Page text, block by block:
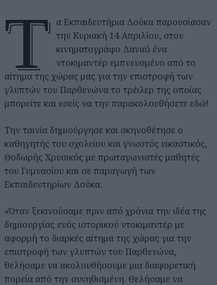
Τ
α Εκπαιδευτήρια Δούκα παρουσίασαν
την Κυριακή 14 Απριλίου, στον
κινηματογράφο Δαναό ένα
ντοκιμαντέρ εμπνευσμένο από το
αίτημα της χώρας μας για την επιστροφή των
γλυπτών του Παρθενώνα το τρέιλερ της οποίας
μπορείτε και εσείς να την παρακολουθήσετε εδώ!
Την ταινία δημιούργησε και σκηνοθέτησε ο
καθηγητής του σχολείου και γνωστός εικαστικός,
Θοδωρής Χρυσικός με πρωταγωνιστές μαθητές
του Γυμνασίου και σε παραγωγή των
Εκπαιδευτηρίων Δούκα.
«Όταν ξεκινούσαμε πριν από χρόνια την ιδέα της
δημιουργίας ενός ιστορικού ντοκιμαντέρ με
αφορμή το διαρκές αίτημα της χώρας για την
επιστροφή των γλυπτών του Παρθενώνα,
θελήσαμε να ακολουθήσουμε μια διαφορετική
πορεία από την συνηθισμένη. Θελήσαμε να